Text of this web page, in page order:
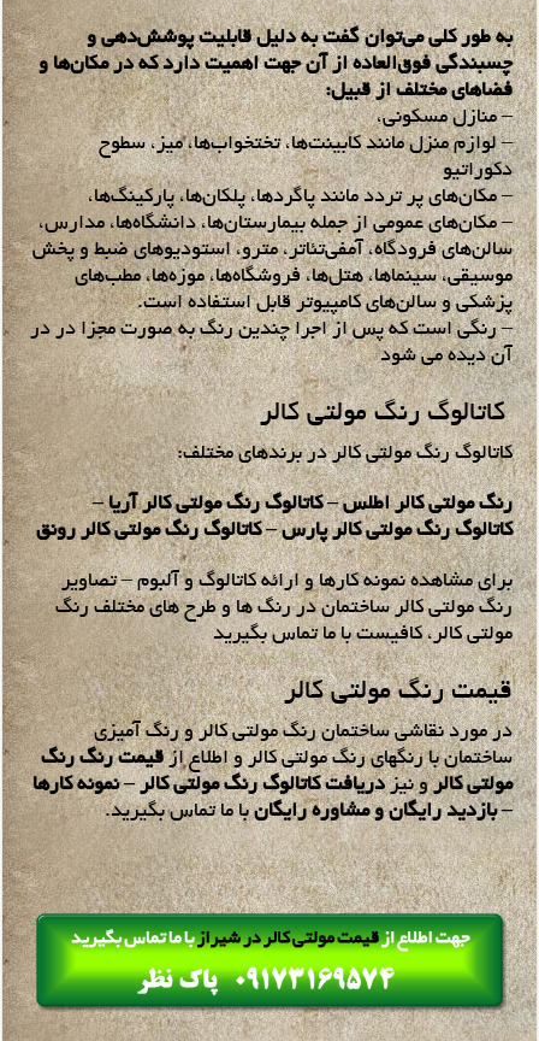
به طور کلی می‌توان گفت به دلیل قابلیت پوشش‌دهی و
چسبندگی فوق‌العاده از آن جهت اهمیت دارد که در مکان‌ها و
فضاهای مختلف از قبیل:
– منازل مسکونی،
– لوازم منزل مانند کابینت‌ها، تختخواب‌ها، میز، سطوح
دکوراتیو
– مکان‌های پر تردد مانند پاگردها، پلکان‌ها، پارکینگ‌ها،
– مکان‌های عمومی از جمله بیمارستان‌ها، دانشگاه‌ها، مدارس،
سالن‌های فرودگاه‌، آمفی‌تئاتر، مترو، استودیوهای ضبط و پخش
موسیقی، سینماها، هتل‌ها، فروشگاه‌ها، موزه‌ها، مطب‌های
پزشکی و سالن‌های کامپیوتر قابل استفاده است.
– رنگی است که پس از اجرا چندین رنگ به صورت مجزا در در
آن دیده می شود
کاتالوگ رنگ مولتی کالر
کاتالوگ رنگ مولتی کالر در برندهای مختلف:
رنگ مولتی کالر اطلس – کاتالوگ رنگ مولتی کالر آریا –
کاتالوگ رنگ مولتی کالر پارس – کاتالوگ رنگ مولتی کالر رونق
برای مشاهده نمونه کارها و ارائه کاتالوگ و آلبوم – تصاویر
رنگ مولتی کالر ساختمان در رنگ ها و طرح های مختلف رنگ
مولتی کالر، کافیست با ما تماس بگیرید
قیمت رنگ مولتی کالر
در مورد نقاشی ساختمان رنگ مولتی کالر و رنگ آمیزی
ساختمان با رنگهای رنگ مولتی کالر و اطلاع ازقیمت رنگ رنگ
مولتی کالرو نیزدریافت کاتالوگ رنگ مولتی کالر – نمونه کارها
– بازدید رایگان و مشاوره رایگانبا ما تماس بگیرید.